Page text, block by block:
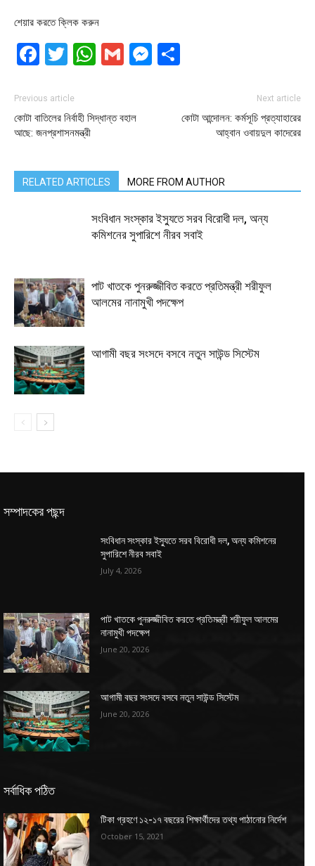
শেয়ার করতে ক্লিক করুন
Facebook
Twitter
WhatsApp
GmailMessenger
Previous article
কোটা বাতিলের নির্বাহী সিদ্ধান্ত বহাল
আছে: জনপ্রশাসনমন্ত্রী
Next article
কোটা আন্দোলন: কর্মসূচি প্রত্যাহারের
আহ্বান ওবায়দুল কাদেরের
RELATED ARTICLES MORE FROM AUTHOR
সংবিধান সংস্কার ইস্যুতে সরব বিরোধী দল, অন্য
কমিশনের সুপারিশে নীরব সবাই
পাট খাতকে পুনরুজ্জীবিত করতে প্রতিমন্ত্রী শরীফুল
আলমের নানামুখী পদক্ষেপ
আগামী বছর সংসদে বসবে নতুন সাউন্ড সিস্টেম
সম্পাদকের পছন্দ
সংবিধান সংস্কার ইস্যুতে সরব বিরোধী দল, অন্য কমিশনের
সুপারিশে নীরব সবাই
July 4, 2026
পাট খাতকে পুনরুজ্জীবিত করতে প্রতিমন্ত্রী শরীফুল আলমের
নানামুখী পদক্ষেপ
June 20, 2026
আগামী বছর সংসদে বসবে নতুন সাউন্ড সিস্টেম
June 20, 2026
সর্বাধিক পঠিত
টিকা গ্রহণে ১২-১৭ বছরের শিক্ষার্থীদের তথ্য পাঠানোর নির্দেশ
October 15, 2021